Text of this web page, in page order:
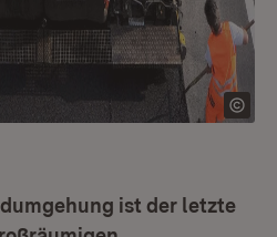
ist der letzte